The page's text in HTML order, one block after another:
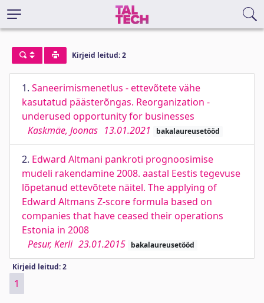
Kirjeid leitud: 2
1. Saneerimismenetlus - ettevõtete vähe
kasutatud päästerõngas. Reorganization -
underused opportunity for businesses
Kaskmäe, Joonas 13.01.2021 bakalaureusetööd
2. Edward Altmani pankroti prognoosimise
mudeli rakendamine 2008. aastal Eestis tegevuse
lõpetanud ettevõtete näitel. The applying of
Edward Altmans Z-score formula based on
companies that have ceased their operations
Estonia in 2008
Pesur, Kerli 23.01.2015 bakalaureusetööd
Kirjeid leitud: 2
1